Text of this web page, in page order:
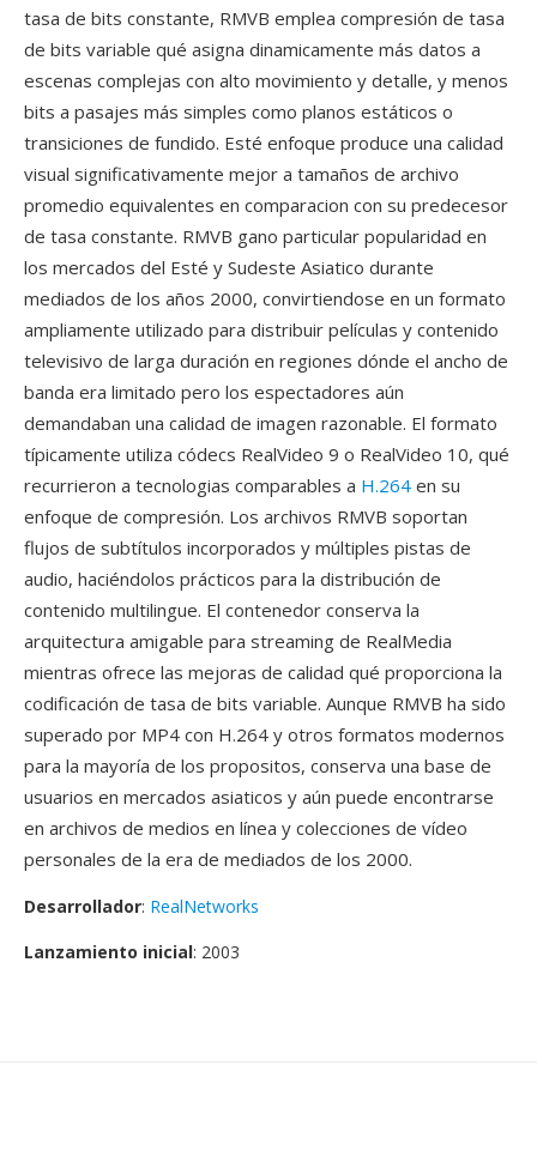
tasa de bits constante, RMVB emplea compresión de tasa
de bits variable qué asigna dinamicamente más datos a
escenas complejas con alto movimiento y detalle, y menos
bits a pasajes más simples como planos estáticos o
transiciones de fundido. Esté enfoque produce una calidad
visual significativamente mejor a tamaños de archivo
promedio equivalentes en comparacion con su predecesor
de tasa constante. RMVB gano particular popularidad en
los mercados del Esté y Sudeste Asiatico durante
mediados de los años 2000, convirtiendose en un formato
ampliamente utilizado para distribuir películas y contenido
televisivo de larga duración en regiones dónde el ancho de
banda era limitado pero los espectadores aún
demandaban una calidad de imagen razonable. El formato
típicamente utiliza códecs RealVideo 9 o RealVideo 10, qué
recurrieron a tecnologias comparables a H.264 en su
enfoque de compresión. Los archivos RMVB soportan
flujos de subtítulos incorporados y múltiples pistas de
audio, haciéndolos prácticos para la distribución de
contenido multilingue. El contenedor conserva la
arquitectura amigable para streaming de RealMedia
mientras ofrece las mejoras de calidad qué proporciona la
codificación de tasa de bits variable. Aunque RMVB ha sido
superado por MP4 con H.264 y otros formatos modernos
para la mayoría de los propositos, conserva una base de
usuarios en mercados asiaticos y aún puede encontrarse
en archivos de medios en línea y colecciones de vídeo
personales de la era de mediados de los 2000.
Desarrollador: RealNetworks
Lanzamiento inicial: 2003